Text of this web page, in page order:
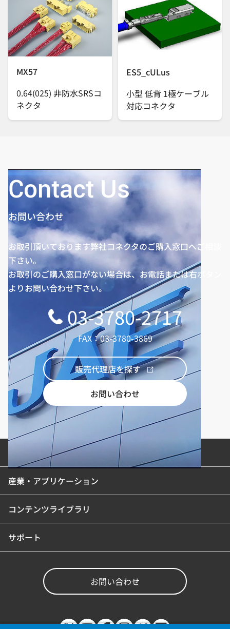
MX57
0.64(025) 非防水SRSコ
ネクタ
ES5_cULus
小型 低背 1極ケーブル
対応コネクタ
Contact Us
お問い合わせ
お取引頂いております弊社コネクタのご購入窓口へご相談
下さい。
お取引のご購入窓口がない場合は、お電話または右ボタン
よりお問い合わせ下さい。
03-3780-2717
FAX：03-3780-3869
販売代理店を探す
お問い合わせ
製品カテゴリ
産業・アプリケーション
コンテンツライブラリ
サポート
お問い合わせ